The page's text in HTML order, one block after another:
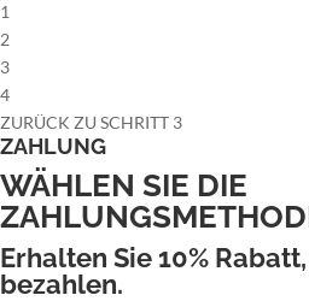
1
2
3
4
ZURÜCK ZU SCHRITT 3
ZAHLUNG
WÄHLEN SIE DIE
Erhalten Sie 10%
bezahlen.